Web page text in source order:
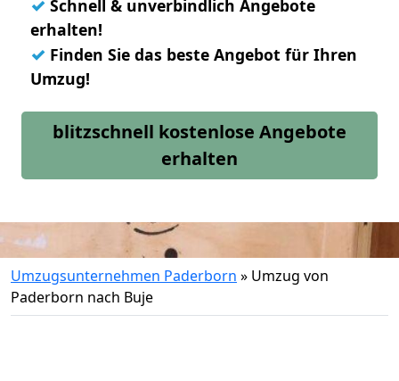
✓ Schnell & unverbindlich Angebote
erhalten!
✓ Finden Sie das beste Angebot für Ihren
Umzug!
blitzschnell kostenlose Angebote
erhalten
Umzugsunternehmen Paderborn » Umzug von
Paderborn nach Buje